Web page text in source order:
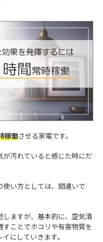
稼働させる家電です。
汚れていると感じた時にだ
使い方としては、間違いで
ますが、基本的に、空気清
ことでホコリや有害物質を
にしていきます。